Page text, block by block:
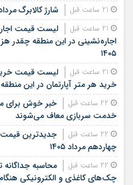
شارژ کالابرگ
لیست قیمت
اجاره‌نشینی در این منطقه چقدر
۱۴۰۵
لیست قیمت
خرید هر متر آپارتمان در این
خبر خوش برای
خدمت سربازی معاف می‌شوند
جدیدترین قیمت
چهاردهم مرداد ۱۴۰۵
چک‌های کاغذی و الکترونیکی